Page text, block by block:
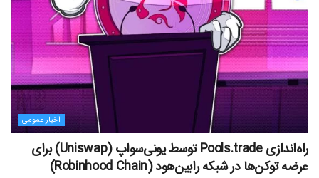
اخبار عمومی
راه‌اندازی Pools.trade توسط یونی‌سواپ (Uniswap) برای
عرضه توکن‌ها در شبکه رابین‌هود (Robinhood Chain)